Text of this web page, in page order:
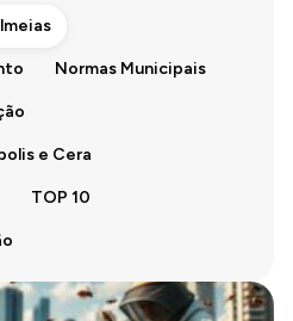
Normas Municipais
e Cera
TOP 10